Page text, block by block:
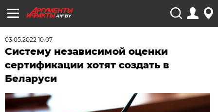
AIF.BY
03.05.2022 10:07
Систему независимой оценки
сертификации хотят создать в
Беларуси